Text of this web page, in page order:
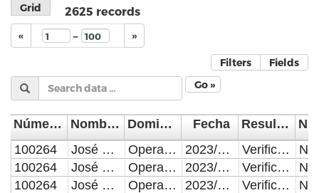
Grid 2625 records
« – »
Filters
Fields
Go »
Número de Control Nombre del Supervisor/Verificador Domicilio de la visita Fecha
Resultado de la Inspección, Verificación o Visita Domiciliaria
100264
José Miguel Castrillo Fierro Operativo C-10 reordenamiento Centro Histórico y periferias ( desde calle Reforma a calle 18 poniente - oriente y de calle 11 norte a calle 2 norte). 2023/04/01
Verificación o Inspección con resultado positivo.
100264
José Miguel Castrillo Fierro Operativo C-10 reordenamiento Centro Histórico y periferias ( desde calle Reforma a calle 18 poniente - oriente y de calle 11 norte a calle 2 norte). 2023/04/02
Verificación o Inspección con resultado positivo.
100264
José Miguel Castrillo Fierro Operativo C-10 reordenamiento Centro Histórico y periferias ( desde calle Reforma a calle 18 poniente - oriente y de calle 11 norte a calle 2 norte). 2023/04/03
Verificación o Inspección con resultado positivo.